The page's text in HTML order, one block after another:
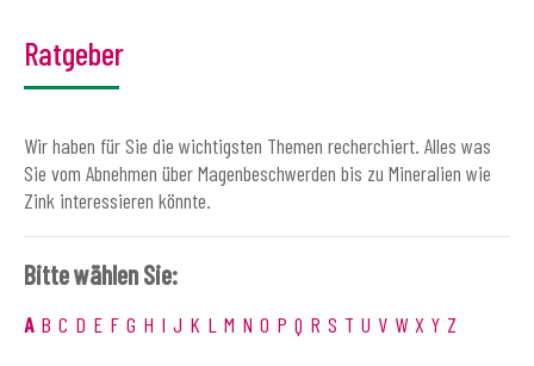
Ratgeber
Wir haben für Sie die wichtigsten Themen recherchiert. Alles was
Sie vom Abnehmen über Magenbeschwerden bis zu Mineralien wie
Zink interessieren könnte.
Bitte wählen Sie:
A B C D E F G H I J K L M N O P Q R S T U V W X Y Z